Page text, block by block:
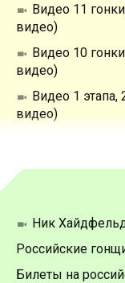
Видео 11
видео)
Видео 10
видео)
Видео 1 этапа,
видео)
Ник
Российские
Билеты на